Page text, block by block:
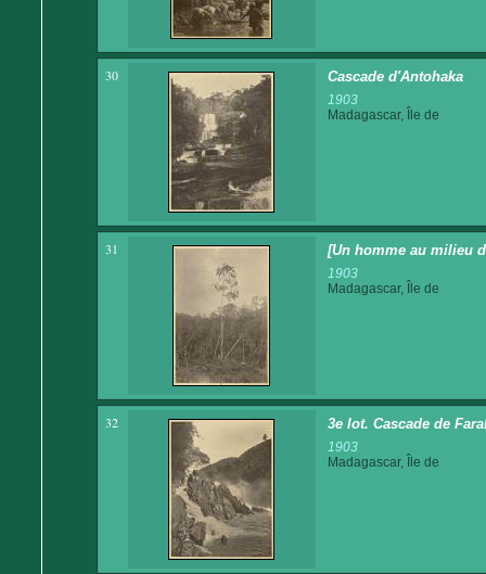
30 Cascade d'Antohaka
1903
Madagascar, Île de
31 [Un homme au milieu
1903
Madagascar, Île de
32 3e lot. Cascade de
1903
Madagascar, Île de